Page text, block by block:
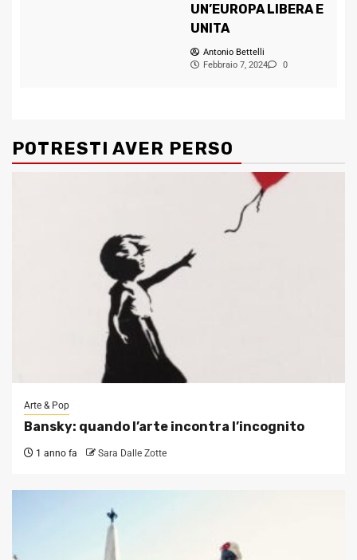
UN’EUROPA LIBERA E
UNITA
Antonio Bettelli
Febbraio 7, 2024
0
POTRESTI AVER PERSO
Arte & Pop
Bansky: quando l’arte incontra l’incognito
1 anno fa Sara Dalle Zotte